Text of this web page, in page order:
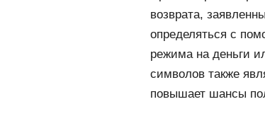
возврата,
определяться с
режима на деньги
символов также
повышает шансы